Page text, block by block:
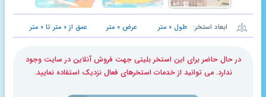
ابعاد استخر: طول ۰ متر عرض۰ متر عمق از۰ متر تا۰ متر
در حال حاضر برای این استخر بلیتی جهت فروش آنلاین در سایت وجود
ندارد. می توانید از خدمات استخرهای فعال نزدیک استفاده نمایید.